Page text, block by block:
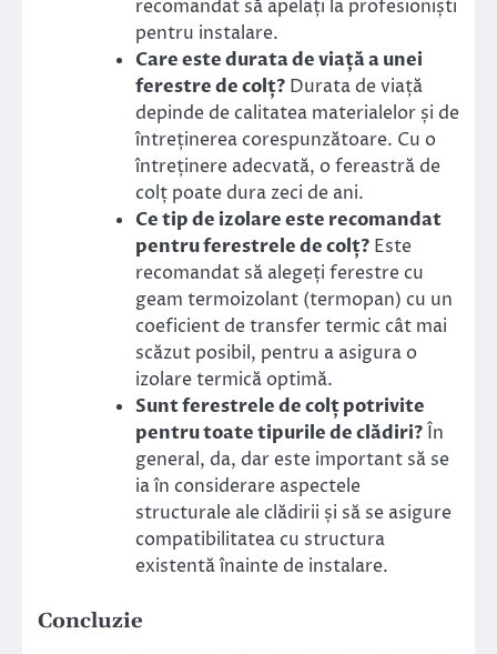
recomandat să apelați la profesioniști
pentru instalare.
Care este durata de viață a unei
ferestre de colț? Durata de viață
depinde de calitatea materialelor și de
întreținerea corespunzătoare. Cu o
întreținere adecvată, o fereastră de
colț poate dura zeci de ani.
Ce tip de izolare este recomandat
pentru ferestrele de colț? Este
recomandat să alegeți ferestre cu
geam termoizolant (termopan) cu un
coeficient de transfer termic cât mai
scăzut posibil, pentru a asigura o
izolare termică optimă.
Sunt ferestrele de colț potrivite
pentru toate tipurile de clădiri? În
general, da, dar este important să se
ia în considerare aspectele
structurale ale clădirii și să se asigure
compatibilitatea cu structura
existentă înainte de instalare.
Concluzie